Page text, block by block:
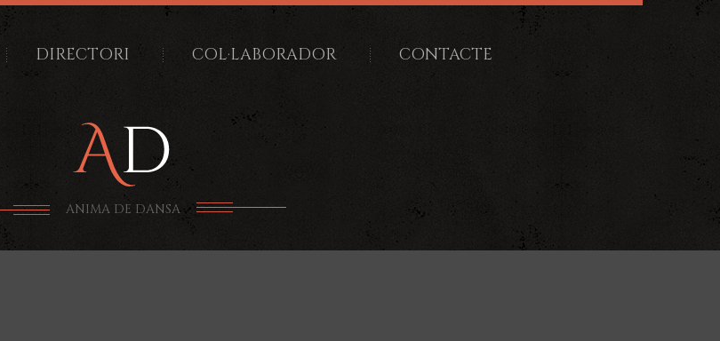
DIRECTORI COL·LABORADOR CONTACTE
ANIMA DE DANSA